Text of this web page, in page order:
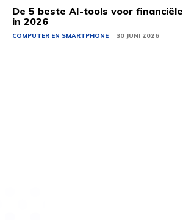
De 5 beste AI-tools voor
in 2026
COMPUTER EN SMARTPHONE 30 JUNI 2026